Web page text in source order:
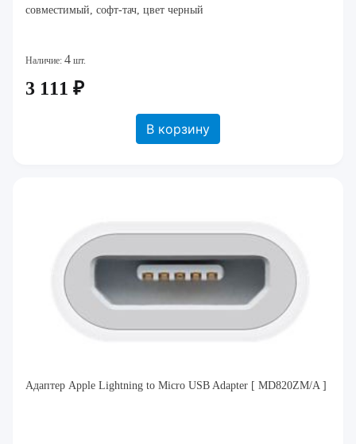
совместимый, софт-тач, цвет черный
Наличие: 4 шт.
3 111 ₽
В корзину
Адаптер Apple Lightning to Micro USB Adapter [ MD820ZM/A ]